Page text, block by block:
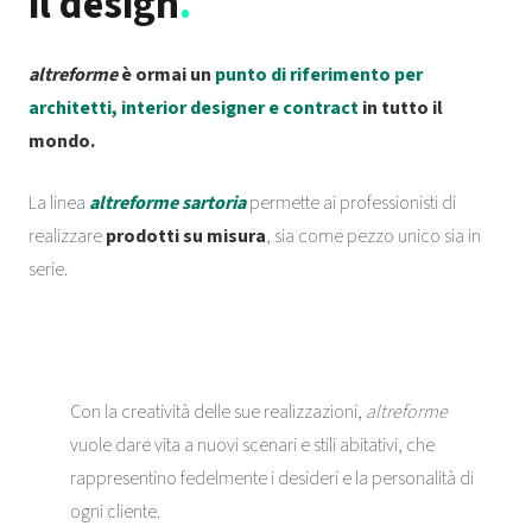
altreformeè ormai un punto di riferimento per
architetti, interior designer e contractin tutto il
mondo.
La linea altreforme sartoriapermette ai professionisti di
realizzareprodotti su misura, sia come pezzo unico sia in
serie.
Con la creatività delle sue realizzazioni, altreforme
vuole dare vita a nuovi scenari e stili abitativi, che
rappresentino fedelmente i desideri e la personalità di
ogni cliente.